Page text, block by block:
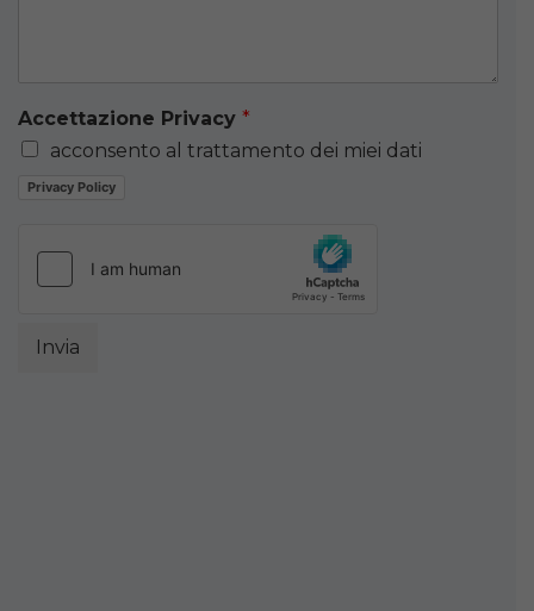
Accettazione Privacy *
acconsento al trattamento dei miei dati
Privacy Policy
Invia